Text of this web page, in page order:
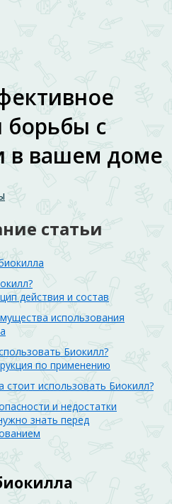
с
в вашем доме
статьи
действия и состав
использования
Биокилл?
по применению
стоит использовать Биокилл?
и недостатки
знать перед